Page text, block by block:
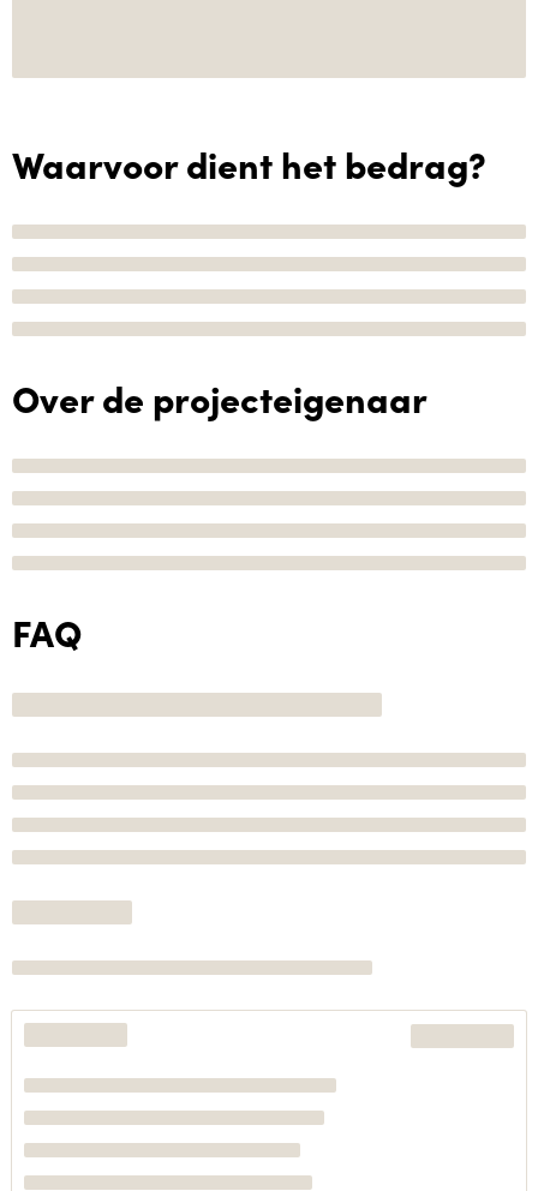
Waarvoor dient het bedrag?
Over de projecteigenaar
FAQ